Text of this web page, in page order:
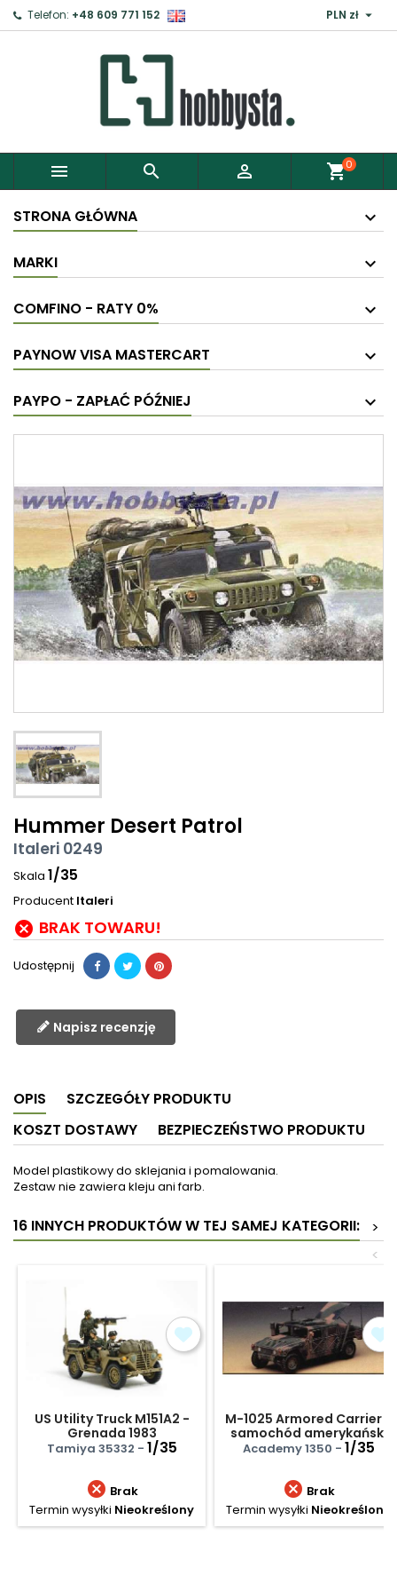
Telefon: +48 609 771 152 PLN zł 
   shopping_cart0
STRONA GŁÓWNA
MARKI
COMFINO - RATY 0%
PAYNOW VISA MASTERCART
PAYPO - ZAPŁAĆ PÓŹNIEJ
Hummer Desert Patrol
Italeri 0249
Skala 1/35
Producent Italeri
 BRAK TOWARU!
Udostępnij
Napisz recenzję
OPIS
SZCZEGÓŁY PRODUKTU
KOSZT DOSTAWY
BEZPIECZEŃSTWO PRODUKTU
Model plastikowy do sklejania i pomalowania.
Zestaw nie zawiera kleju ani farb.
16 INNYCH PRODUKTÓW W TEJ SAMEJ KATEGORII:
>
<
US Utility Truck M151A2 -
Grenada 1983
Tamiya 35332 - 1/35
 Brak
Termin wysyłki Nieokreślony
M-1025 Armored Carrier -
samochód amerykański
Academy 1350 - 1/35
 Brak
Termin wysyłki Nieokreślony